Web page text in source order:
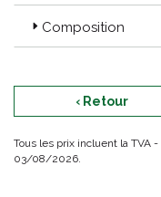
Composition
‹ Retour
Tous les prix incluent la TVA
03/08/2026.